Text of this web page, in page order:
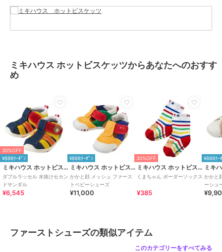
■しっかりしたカウンター（シューズのかかと部分）
スムーズな歩行を助け、土踏まずの形成を促します。
くなっています。
■甲は面ファスナー
大きくベルトが開き、履かせやすくなっています。
面ファスナーで調節できるので、甲高の赤ちゃんの足にもフィットし
ます。
【仕様】
・2Ｅラスト設計
・お名前が書けるネームタグ付き
《HOT BISCUITS ーホットビスケッツー》
ミキハウスホットビスケッツは、”Good Quality”がキーワードのブラ
ミキハウス ホットビスケッツからあなたへのおすす
め
30%OFF
¥888ｸｰﾎﾟﾝ
ミキハウス ホットビスケッツ
ダブルラッセル 水抜けセカン
ドサンダル
¥6,545
¥888ｸｰﾎﾟﾝ
ミキハウス ホットビスケッツ
かかと顔 メッシュ ファース
トベビーシューズ
¥11,000
30%OFF
ミキハウス ホットビスケッツ
くまちゃん ボーダーソックス
¥385
¥888ｸｰ
かかと
ーシュ
ファーストシューズの類似アイテム
このカテゴリーをすべてみる